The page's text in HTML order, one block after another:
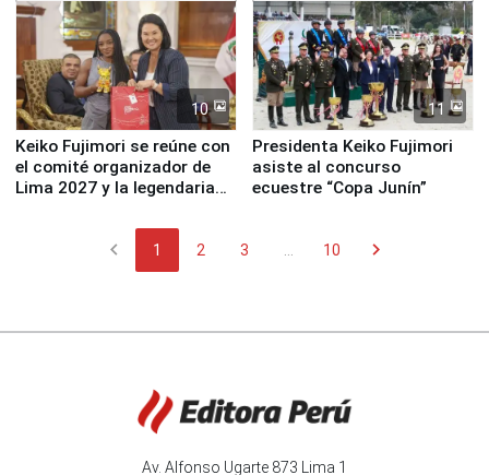
10
Keiko Fujimori se reúne con
el comité organizador de
Lima 2027 y la legendaria
11
Presidenta Keiko Fujimori
asiste al concurso
ecuestre “Copa Junín”
chevron_left 1 2 3 10 chevron_right
Av. Alfonso Ugarte 873 Lima 1